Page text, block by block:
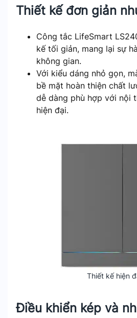
Thiết kế đơn giản
Công tắc LifeSmart
kế tối giản, mang lại sự
không gian.
Với kiểu dáng nhỏ gọn,
bề mặt hoàn thiện chất
dễ dàng phù hợp với nội
hiện đại.
Thiết kế hiện
Điều khiển kép và